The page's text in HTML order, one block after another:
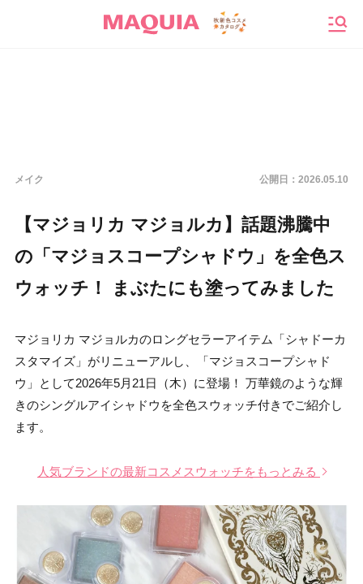
メイク 公開日： 2026.05.10
【マジョリカ マジョルカ】話題沸騰中
の「マジョスコープシャドウ」を全色ス
ウォッチ！ まぶたにも塗ってみました
マジョリカ マジョルカのロングセラーアイテム「シャドーカ
スタマイズ」がリニューアルし、「マジョスコープシャド
ウ」として2026年5月21日（木）に登場！ 万華鏡のような輝
きのシングルアイシャドウを全色スウォッチ付きでご紹介し
ます。
人気ブランドの最新コスメスウォッチをもっとみる